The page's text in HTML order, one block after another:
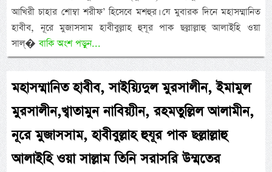
আখিরী চাহার শোম্বা শরীফ’ হিসেবে মশহুর। যে মুবারক দিনে মহাসম্মানিত
হাবীব, নূরে মুজাসসাম হাবীবুল্লাহ হুযূর পাক ছল্লাল্লাহু আলাইহি ওয়া
সাল্�বাকি অংশ পড়ুন...
মহাসম্মানিত হাবীব, সাইয়্যিদুল মুরসালীন, ইমামুল
মুরসালীন,খ্বাতামুন নাবিয়্যীন, রহমতুল্লিল আলামীন,
নূরে মুজাসসাম, হাবীবুল্লাহ হুযূর পাক ছল্লাল্লাহু
আলাইহি ওয়া সাল্লাম তিনি সরাসরি উম্মতের